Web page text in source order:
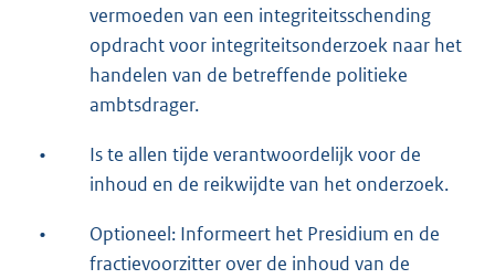
vermoeden van een integriteitsschending
opdracht voor integriteitsonderzoek naar het
handelen van de betreffende politieke
ambtsdrager.
•
Is te allen tijde verantwoordelijk voor de
inhoud en de reikwijdte van het onderzoek.
•
Optioneel: Informeert het Presidium en de
fractievoorzitter over de inhoud van de